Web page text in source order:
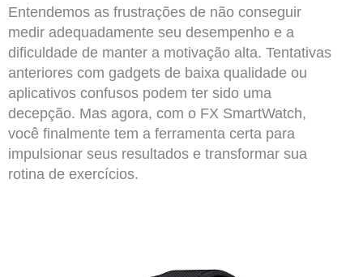
Entendemos as frustrações de não conseguir
medir adequadamente seu desempenho e a
dificuldade de manter a motivação alta. Tentativas
anteriores com gadgets de baixa qualidade ou
aplicativos confusos podem ter sido uma
decepção. Mas agora, com o FX SmartWatch,
você finalmente tem a ferramenta certa para
impulsionar seus resultados e transformar sua
rotina de exercícios.